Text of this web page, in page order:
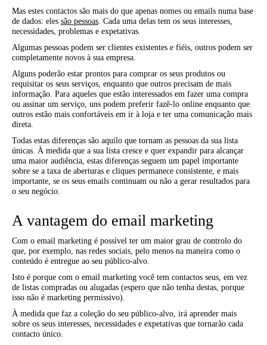
Mas estes contactos são mais do que apenas nomes ou emails numa base
de dados: eles são pessoas. Cada uma delas tem os seus interesses,
necessidades, problemas e expetativas.
Algumas pessoas podem ser clientes existentes e fiéis, outros podem ser
completamente novos à sua empresa.
Alguns poderão estar prontos para comprar os seus produtos ou
requisitar os seus serviços, enquanto que outros precisam de mais
informação. Para aqueles que estão interessados em fazer uma compra
ou assinar um serviço, uns podem preferir fazê-lo online enquanto que
outros estão mais confortáveis em ir à loja e ter uma comunicação mais
direta.
Todas estas diferenças são aquilo que tornam as pessoas da sua lista
únicas. À medida que a sua lista cresce e quer expandir para alcançar
uma maior audiência, estas diferenças seguem um papel importante
sobre se a taxa de aberturas e cliques permanece consistente, e mais
importante, se os seus emails continuam ou não a gerar resultados para
o seu negócio.
A vantagem do email marketing
Com o email marketing é possível ter um maior grau de controlo do
que, por exemplo, nas redes sociais, pelo menos na maneira como o
conteúdo é entregue ao seu público-alvo.
Isto é porque com o email marketing você tem contactos seus, em vez
de listas compradas ou alugadas (espero que não tenha destas, porque
isso não é marketing permissivo).
À medida que faz a coleção do seu público-alvo, irá aprender mais
sobre os seus interesses, necessidades e expetativas que tornarão cada
contacto único.